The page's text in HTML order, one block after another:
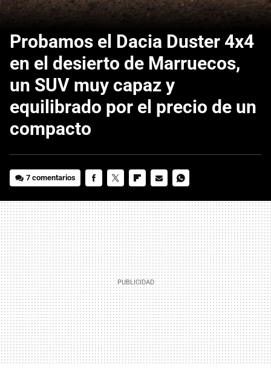
Probamos el Dacia Duster 4x4
en el desierto de Marruecos,
un SUV muy capaz y
equilibrado por el precio de un
compacto
7 comentarios
MAIL